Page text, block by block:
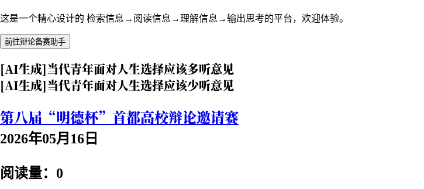
这是一个精心设计的 检索信息→阅读信息→理解信息→输出思考的平台，欢迎体验。
前往辩论备赛助手
[AI生成]当代青年面对人生选择应该多听意见
[AI生成]当代青年面对人生选择应该少听意见
第八届“明德杯”首都高校辩论邀请赛
2026年05月16日
阅读量：0